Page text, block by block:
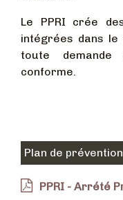
Le PPRI crée
intégrées dans le
toute
conforme.
Plan de
PPRI - Arrété